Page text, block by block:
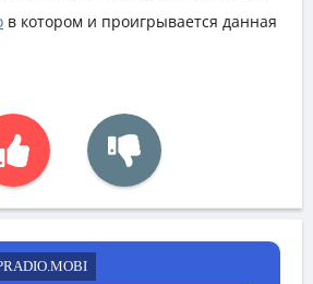
в котором и проигрывается данная